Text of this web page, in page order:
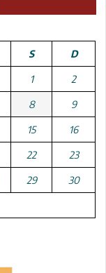
S D
1 2
8 9
15 16
22 23
29 30